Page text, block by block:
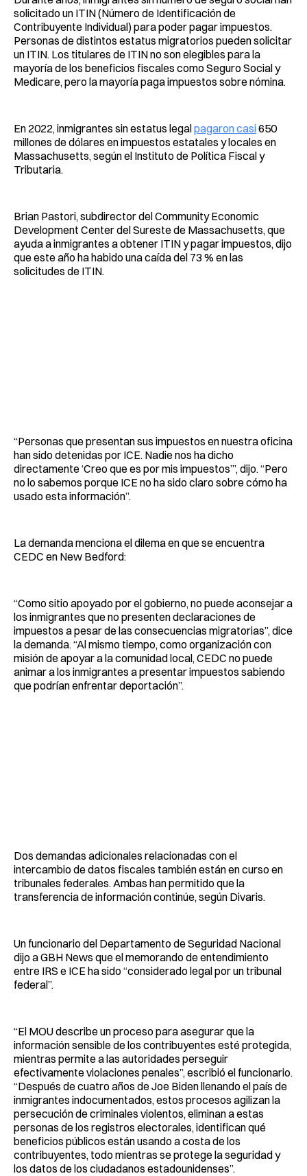
solicitado un ITIN (Número de Identificación de
Contribuyente Individual) para poder pagar impuestos.
Personas de distintos estatus migratorios pueden solicitar
un ITIN. Los titulares de ITIN no son elegibles para la
mayoría de los beneficios fiscales como Seguro Social y
Medicare, pero la mayoría paga impuestos sobre nómina.
En 2022, inmigrantes sin estatus legalpagaron casi650
millones de dólares en impuestos estatales y locales en
Massachusetts, según el Instituto de Política Fiscal y
Tributaria.
Brian Pastori, subdirector del Community Economic
Development Center del Sureste de Massachusetts, que
ayuda a inmigrantes a obtener ITIN y pagar impuestos, dijo
que este año ha habido una caída del 73 % en las
solicitudes de ITIN.
“Personas que presentan sus impuestos en nuestra oficina
han sido detenidas por ICE. Nadie nos ha dicho
directamente ‘Creo que es por mis impuestos’”, dijo. “Pero
no lo sabemos porque ICE no ha sido claro sobre cómo ha
usado esta información”.
La demanda menciona el dilema en que se encuentra
CEDC en New Bedford:
“Como sitio apoyado por el gobierno, no puede aconsejar a
los inmigrantes que no presenten declaraciones de
impuestos a pesar de las consecuencias migratorias”, dice
la demanda. “Al mismo tiempo, como organización con
misión de apoyar a la comunidad local, CEDC no puede
animar a los inmigrantes a presentar impuestos sabiendo
que podrían enfrentar deportación”.
Dos demandas adicionales relacionadas con el
intercambio de datos fiscales también están en curso en
tribunales federales. Ambas han permitido que la
transferencia de información continúe, según Divaris.
Un funcionario del Departamento de Seguridad Nacional
dijo a GBH News que el memorando de entendimiento
entre IRS e ICE ha sido “considerado legal por un tribunal
federal”.
“El MOU describe un proceso para asegurar que la
información sensible de los contribuyentes esté protegida,
mientras permite a las autoridades perseguir
efectivamente violaciones penales”, escribió el funcionario.
“Después de cuatro años de Joe Biden llenando el país de
inmigrantes indocumentados, estos procesos agilizan la
persecución de criminales violentos, eliminan a estas
personas de los registros electorales, identifican qué
beneficios públicos están usando a costa de los
contribuyentes, todo mientras se protege la seguridad y
los datos de los ciudadanos estadounidenses”.